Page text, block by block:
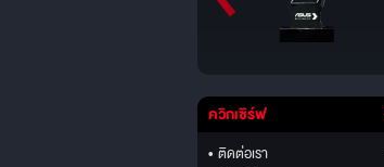
ควิกเซิร์ฟ
• ติดต่อเรา